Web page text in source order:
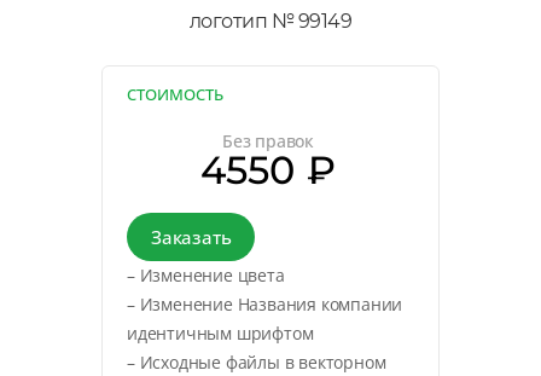
логотип № 99149
СТОИМОСТЬ
Без правок
4550 ₽
Заказать
– Изменение цвета
– Изменение Названия компании
идентичным шрифтом
– Исходные файлы в векторном